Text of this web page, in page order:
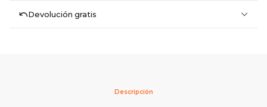
Devolución gratis
Descripción